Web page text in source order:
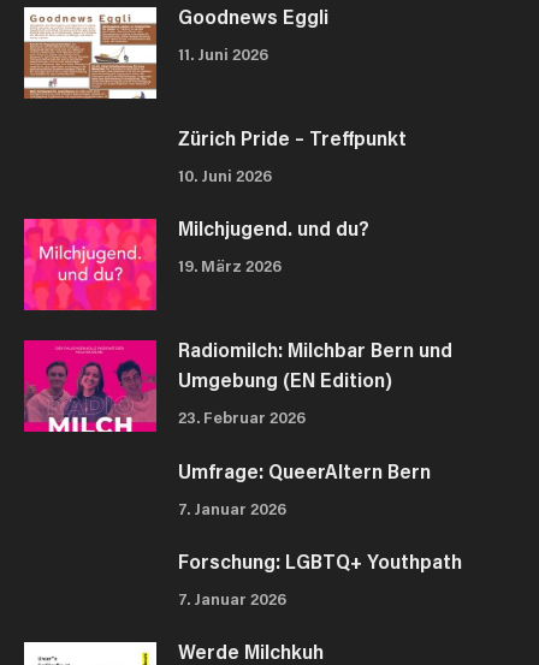
Goodnews Eggli
11. Juni 2026
Zürich Pride – Treffpunkt
10. Juni 2026
Milchjugend. und du?
19. März 2026
Radiomilch: Milchbar Bern und
Umgebung (EN Edition)
23. Februar 2026
Umfrage: QueerAltern Bern
7. Januar 2026
Forschung: LGBTQ+ Youthpath
7. Januar 2026
Werde Milchkuh